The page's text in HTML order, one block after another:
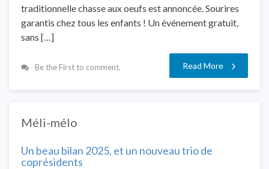
traditionnelle chasse aux oeufs est annoncée. Sourires
garantis chez tous les enfants ! Un événement gratuit,
sans […]
Be the First to comment. Read More
Méli-mélo
Un beau bilan 2025, et un nouveau trio de
coprésidents